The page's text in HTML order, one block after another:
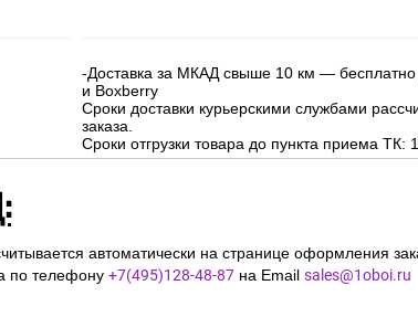
-Доставка за МКАД свыше 10 км — бесплатно
и Boxberry
Сроки доставки курьерскими службами
заказа.
Сроки отгрузки товара до пункта приема ТК:
автоматически на странице оформления
по телефону +7(495)128-48-87 на Email sales@1oboi.ru